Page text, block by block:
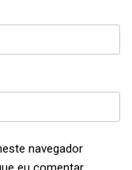
navegador